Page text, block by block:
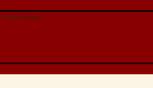
Veuillez patienter...